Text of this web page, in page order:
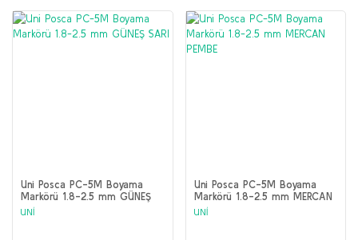
Uni Posca PC-5M Boyama
Markörü 1.8-2.5 mm GÜNEŞ
SARI
UNİ
Uni Posca PC-5M Boyama
Markörü 1.8-2.5 mm MERCAN
PEMBE
UNİ